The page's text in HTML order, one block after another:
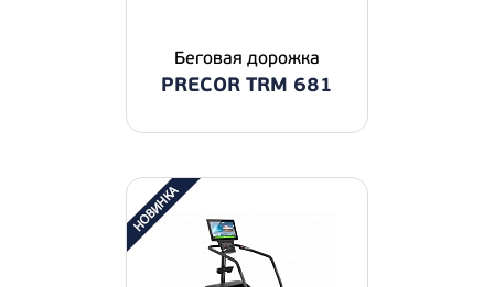
Беговая дорожка
PRECOR TRM 681